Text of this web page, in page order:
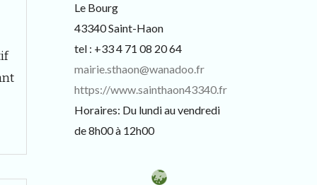
Le Bourg
43340 Saint-Haon
tel : +33 4 71 08 20 64
mairie.sthaon@wanadoo.fr
https://www.sainthaon43340.fr
Horaires: Du lundi au vendredi
de 8h00 à 12h00